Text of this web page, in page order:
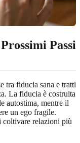
Passi
tra fiducia sana e tratti
La fiducia è costruita
autostima, mentre il
un ego fragile.
coltivare relazioni più